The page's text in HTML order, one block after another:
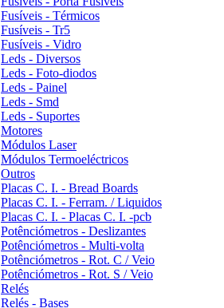
Fusíveis - Térmicos
Fusíveis - Tr5
Fusíveis - Vidro
Leds - Diversos
Leds - Foto-diodos
Leds - Painel
Leds - Smd
Leds - Suportes
Motores
Módulos Laser
Módulos Termoeléctricos
Outros
Placas C. I. - Bread Boards
Placas C. I. - Ferram. / Liquidos
Placas C. I. - Placas C. I. -pcb
Potênciómetros - Deslizantes
Potênciómetros - Multi-volta
Potênciómetros - Rot. C / Veio
Potênciómetros - Rot. S / Veio
Relés
Relés - Bases